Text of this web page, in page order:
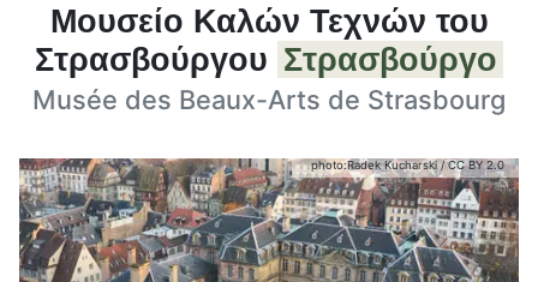
Μουσείο Καλών Τεχνών του
Στρασβούργου Στρασβούργο
Musée des Beaux-Arts de Strasbourg
photo:Radek Kucharski /CC BY 2.0